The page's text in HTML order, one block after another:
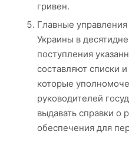
гривен.
Главные
Украины в
поступления
составляют списки
которые
руководителей
выдавать справки о
обеспечения для